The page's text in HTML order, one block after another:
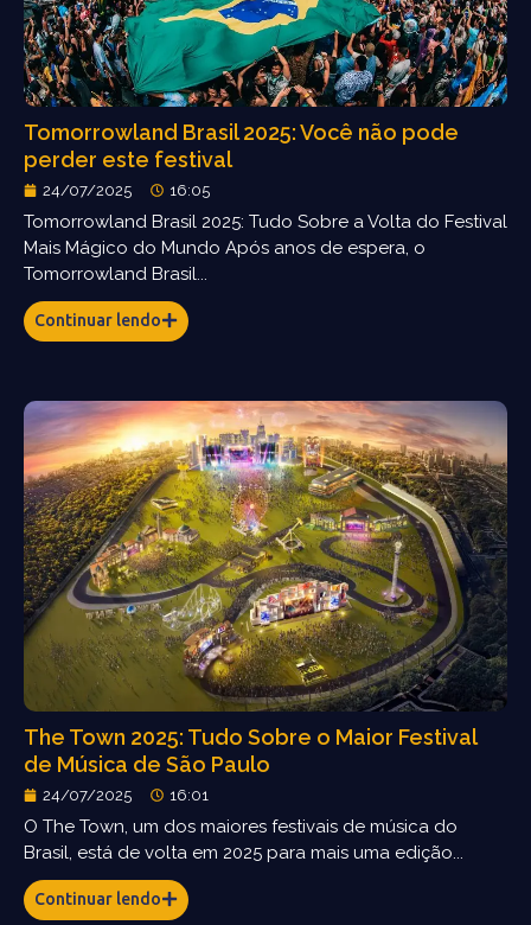
Tomorrowland Brasil 2025: Você não pode
perder este festival
24/07/2025 16:05
Tomorrowland Brasil 2025: Tudo Sobre a Volta do Festival
Mais Mágico do Mundo Após anos de espera, o
Tomorrowland Brasil...
Continuar lendo
The Town 2025: Tudo Sobre o Maior Festival
de Música de São Paulo
24/07/2025 16:01
O The Town, um dos maiores festivais de música do
Brasil, está de volta em 2025 para mais uma edição...
Continuar lendo